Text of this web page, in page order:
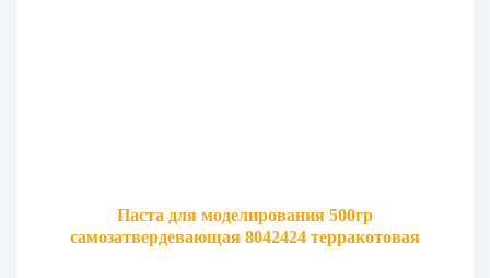
Паста для моделирования 500гр
самозатвердевающая 8042424 терракотовая